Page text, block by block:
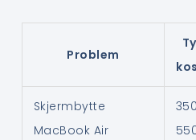
Problem
Skjermbytte
MacBook Air